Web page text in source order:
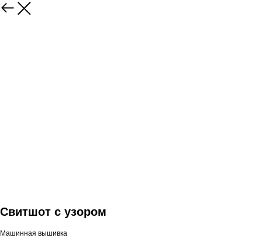
Свитшот с узором
Машинная вышивка